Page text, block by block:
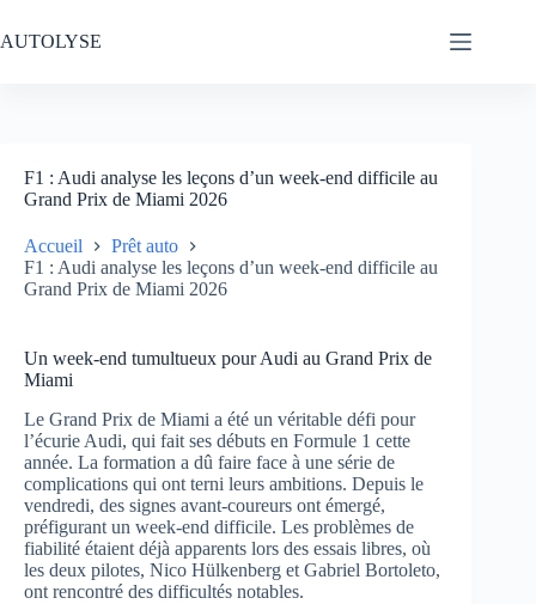
au
contenu
AUTOLYSE
F1 : Audi analyse les leçons d’un week-end difficile au
Grand Prix de Miami 2026
Accueil
Prêt auto
F1 : Audi analyse les leçons d’un week-end difficile au
Grand Prix de Miami 2026
Un week-end tumultueux pour Audi au Grand Prix de
Miami
Le Grand Prix de Miami a été un véritable défi pour
l’écurie Audi, qui fait ses débuts en Formule 1 cette
année. La formation a dû faire face à une série de
complications qui ont terni leurs ambitions. Depuis le
vendredi, des signes avant-coureurs ont émergé,
préfigurant un week-end difficile. Les problèmes de
fiabilité étaient déjà apparents lors des essais libres, où
les deux pilotes, Nico Hülkenberg et Gabriel Bortoleto,
ont rencontré des difficultés notables.